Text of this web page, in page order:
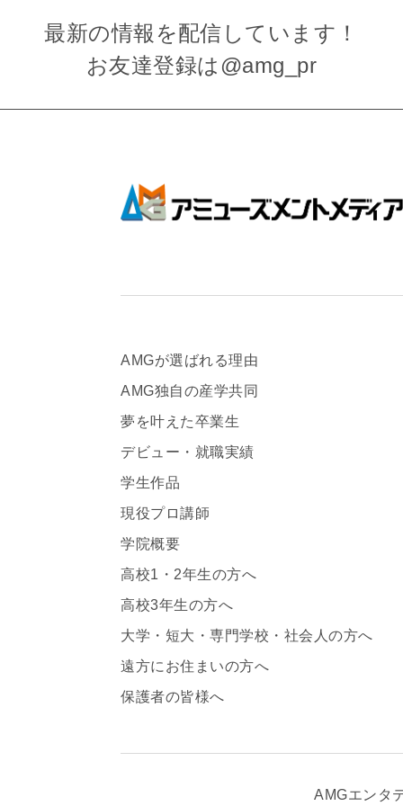
最新の情報を配信しています！
お友達登録は @amg_pr
AMGが選ばれる理由
AMG独自の産学共同
夢を叶えた卒業生
デビュー・就職実績
学生作品
現役プロ講師
学院概要
高校1・2年生の方へ
高校3年生の方へ
大学・短大・専門学校・社会人の方へ
遠方にお住まいの方へ
保護者の皆様へ
AMGエンタ